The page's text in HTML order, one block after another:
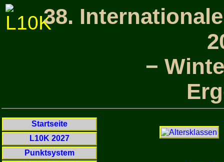
38.
−
Startseite
L10K 2027
Punktsystem